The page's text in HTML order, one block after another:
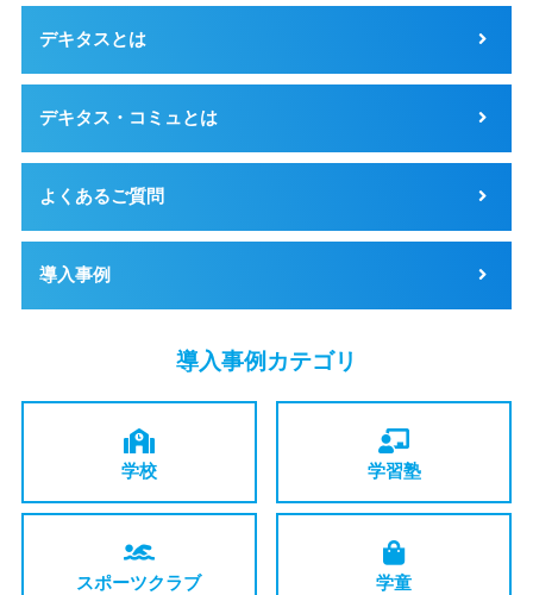
デキタスとは
デキタス・コミュとは
よくあるご質問
導入事例
導入事例カテゴリ
学校 学習塾
スポーツクラブ 学童